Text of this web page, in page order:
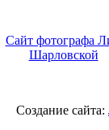
Создание сайта: